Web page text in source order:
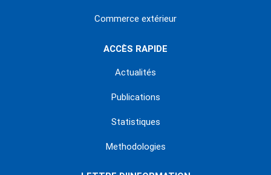
Commerce extérieur
ACCÈS RAPIDE
Actualités
Publications
Statistiques
Methodologies